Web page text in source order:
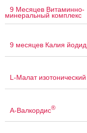
9 Месяцев Витаминно-
минеральный комплекс
9 месяцев Калия йодид
L-Малат изотонический
А-Валкордис®